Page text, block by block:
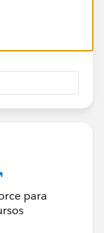
para